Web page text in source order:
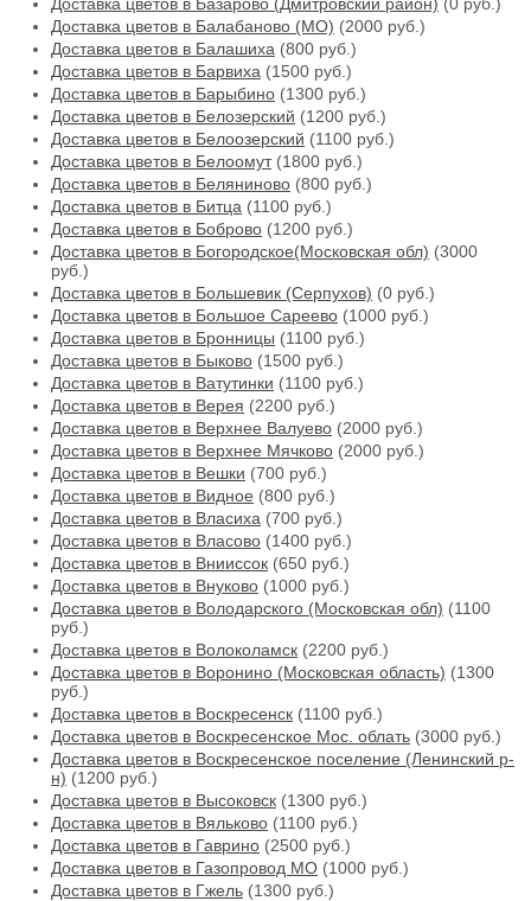
Доставка цветов в Балабаново (МО) (2000 руб.)
Доставка цветов в Балашиха (800 руб.)
Доставка цветов в Барвиха (1500 руб.)
Доставка цветов в Барыбино (1300 руб.)
Доставка цветов в Белозерский (1200 руб.)
Доставка цветов в Белоозерский (1100 руб.)
Доставка цветов в Белоомут(1800 руб.)
Доставка цветов в Беляниново (800 руб.)
Доставка цветов в Битца (1100 руб.)
Доставка цветов в Боброво (1200 руб.)
Доставка цветов в Богородское(Московская обл) (3000
руб.)
Доставка цветов в Большевик (Серпухов) (0 руб.)
Доставка цветов в Большое Сареево (1000 руб.)
Доставка цветов в Бронницы (1100 руб.)
Доставка цветов в Быково (1500 руб.)
Доставка цветов в Ватутинки (1100 руб.)
Доставка цветов в Верея (2200 руб.)
Доставка цветов в Верхнее Валуево (2000 руб.)
Доставка цветов в Верхнее Мячково (2000 руб.)
Доставка цветов в Вешки (700 руб.)
Доставка цветов в Видное (800 руб.)
Доставка цветов в Власиха (700 руб.)
Доставка цветов в Власово (1400 руб.)
Доставка цветов в Внииссок (650 руб.)
Доставка цветов в Внуково (1000 руб.)
Доставка цветов в Володарского (Московская обл) (1100
руб.)
Доставка цветов в Волоколамск (2200 руб.)
Доставка цветов в Воронино (Московская область) (1300
руб.)
Доставка цветов в Воскресенск (1100 руб.)
Доставка цветов в Воскресенское Мос. облать (3000 руб.)
Доставка цветов в Воскресенское поселение (Ленинский р-
н) (1200 руб.)
Доставка цветов в Высоковск (1300 руб.)
Доставка цветов в Вяльково (1100 руб.)
Доставка цветов в Гаврино (2500 руб.)
Доставка цветов в Газопровод МО (1000 руб.)
Доставка цветов в Гжель (1300 руб.)